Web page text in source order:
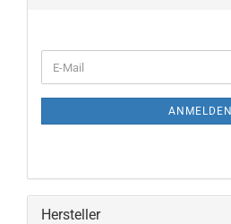
ZUR
E-
Mail
ANMELDEN
Hersteller